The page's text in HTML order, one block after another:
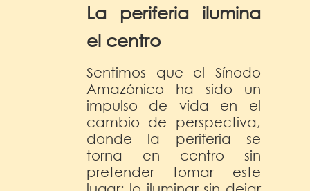
La periferia ilumina
el centro
Sentimos que el Sínodo
Amazónico ha sido un
impulso de vida en el
cambio de perspectiva,
donde la periferia se
torna en centro sin
pretender tomar este